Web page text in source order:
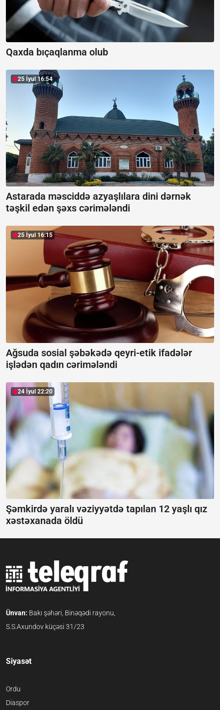
Qaxda bıçaqlanma olub
25 İyul 16:54
Astarada məsciddə azyaşlılara dini dərnək
təşkil edən şəxs cərimələndi
25 İyul 16:15
Ağsuda sosial şəbəkədə qeyri-etik ifadələr
işlədən qadın cərimələndi
24 İyul 22:20
Şəmkirdə yaralı vəziyyətdə tapılan 12 yaşlı qız
xəstəxanada öldü
Ünvan: Bakı şəhəri, Binəqədi rayonu,
S.S.Axundov küçəsi 31/23
Siyasət
Ordu
Diaspor